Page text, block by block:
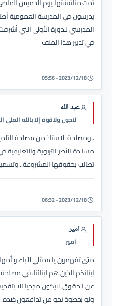
تمت مناقشتها يوم الخميس
يدرسون في المدرسة العمومية
المدرسي للدورة الأولى التي
في تدبير هذا الملف
2023/12/18 - 05:56
عبد الله
لاحول ولاقوة إلا بالله العلي
..ومصلحة الاستاذ من مصلحة
مساندة الأطر التربوية
تطالب بحقوقها
2023/12/18 - 06:32
امير
امير
متى تفهمون يا ممثلي لآباء و
ابنائكم الذين هم ابنائنا ،في
عن الحقوق لايكون مجديا الا
ولو بخطوة نحو من تدافعون ضده.